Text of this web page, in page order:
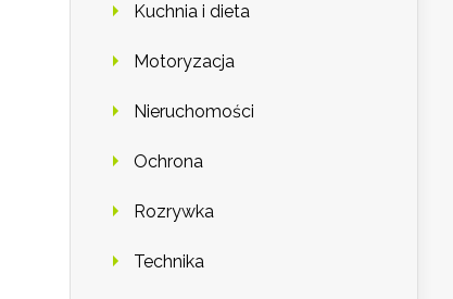
Kuchnia i dieta
Motoryzacja
Nieruchomości
Ochrona
Rozrywka
Technika